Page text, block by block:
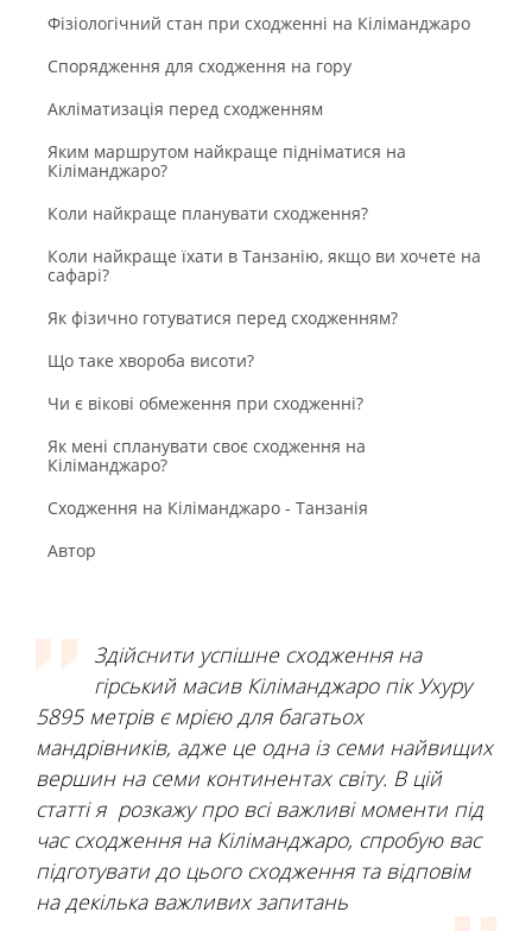
Фізіологічний стан при сходженні на Кіліманджаро
Спорядження для сходження на гору
Акліматизація перед сходженням
Яким маршрутом найкраще підніматися на
Кіліманджаро?
Коли найкраще планувати сходження?
Коли найкраще їхати в Танзанію, якщо ви хочете на
сафарі?
Як фізично готуватися перед сходженням?
Що таке хвороба висоти?
Чи є вікові обмеження при сходженні?
Як мені спланувати своє сходження на
Кіліманджаро?
Сходження на Кіліманджаро - Танзанія
Автор
Здійснити успішне сходження на
гірський масив Кіліманджаро пік Ухуру
5895 метрів є мрією для багатьох
мандрівників, адже це одна із семи найвищих
вершин на семи континентах світу. В цій
статті я розкажу про всі важливі моменти під
час сходження на Кіліманджаро, спробую вас
підготувати до цього сходження та відповім
на декілька важливих запитань